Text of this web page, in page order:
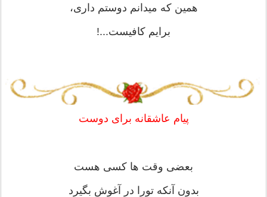
همین که میدانم دوستم داری،
برایم کافیست...!
پیام عاشقانه برای دوست
بعضی وقت ها کسی هست
بدون آنکه تورا در آغوش بگیرد